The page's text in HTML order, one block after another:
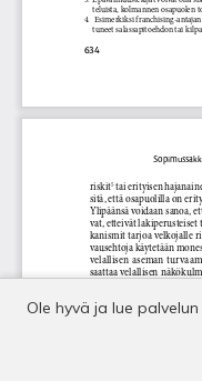
Ole hyvä ja lue palvelun